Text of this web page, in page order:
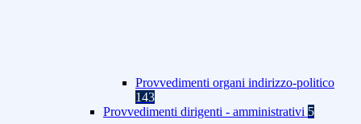
Provvedimenti organi indirizzo-politico
143
Provvedimenti dirigenti - amministrativi 5